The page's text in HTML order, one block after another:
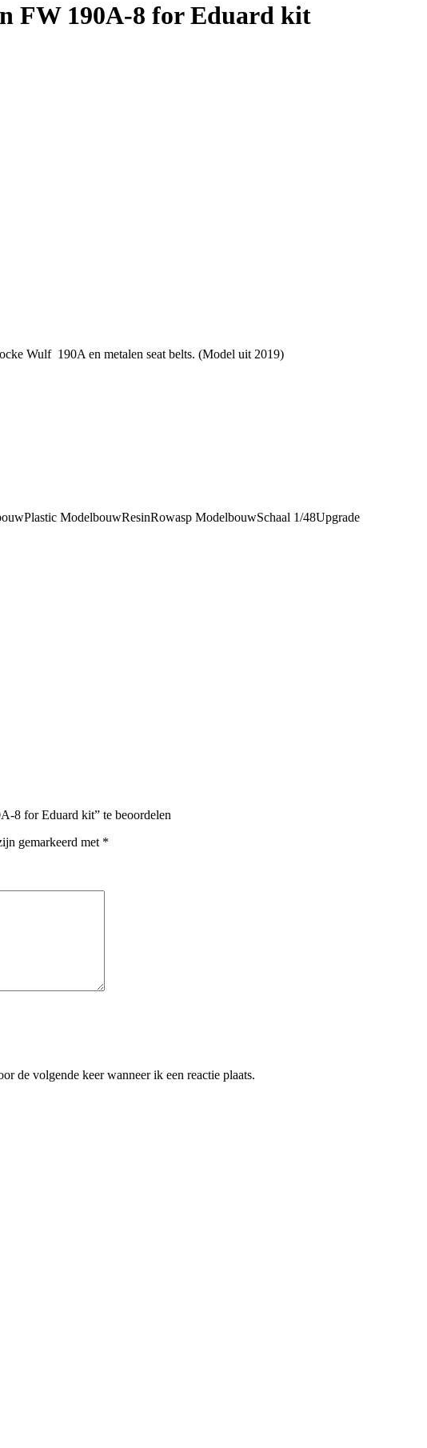
FW 190A-8 for Eduard kit
Wulf 190A en metalen seat belts. (Model uit 2019)
Plastic ModelbouwResinRowasp ModelbouwSchaal 1/48Upgrade
8 for Eduard kit” te beoordelen
gemarkeerd met *
de volgende keer wanneer ik een reactie plaats.